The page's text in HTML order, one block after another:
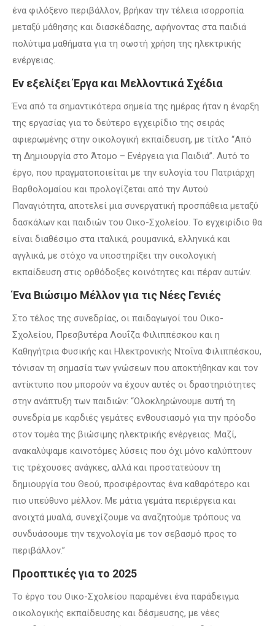
ένα φιλόξενο περιβάλλον, βρήκαν την τέλεια ισορροπία
μεταξύ μάθησης και διασκέδασης, αφήνοντας στα παιδιά
πολύτιμα μαθήματα για τη σωστή χρήση της ηλεκτρικής
ενέργειας.
Εν εξελίξει Έργα και Μελλοντικά Σχέδια
Ένα από τα σημαντικότερα σημεία της ημέρας ήταν η έναρξη
της εργασίας για το δεύτερο εγχειρίδιο της σειράς
αφιερωμένης στην οικολογική εκπαίδευση, με τίτλο “Από
τη Δημιουργία στο Άτομο – Ενέργεια για Παιδιά”. Αυτό το
έργο, που πραγματοποιείται με την ευλογία του Πατριάρχη
Βαρθολομαίου και προλογίζεται από την Αυτού
Παναγιότητα, αποτελεί μια συνεργατική προσπάθεια μεταξύ
δασκάλων και παιδιών του Οικο-Σχολείου. Το εγχειρίδιο θα
είναι διαθέσιμο στα ιταλικά, ρουμανικά, ελληνικά και
αγγλικά, με στόχο να υποστηρίξει την οικολογική
εκπαίδευση στις ορθόδοξες κοινότητες και πέραν αυτών.
Ένα Βιώσιμο Μέλλον για τις Νέες Γενιές
Στο τέλος της συνεδρίας, οι παιδαγωγοί του Οικο-
Σχολείου, Πρεσβυτέρα Λουΐζα Φιλιππέσκου και η
Καθηγήτρια Φυσικής και Ηλεκτρονικής Ντοΐνα Φιλιππέσκου,
τόνισαν τη σημασία των γνώσεων που αποκτήθηκαν και τον
αντίκτυπο που μπορούν να έχουν αυτές οι δραστηριότητες
στην ανάπτυξη των παιδιών: “Ολοκληρώνουμε αυτή τη
συνεδρία με καρδιές γεμάτες ενθουσιασμό για την πρόοδο
στον τομέα της βιώσιμης ηλεκτρικής ενέργειας. Μαζί,
ανακαλύψαμε καινοτόμες λύσεις που όχι μόνο καλύπτουν
τις τρέχουσες ανάγκες, αλλά και προστατεύουν τη
δημιουργία του Θεού, προσφέροντας ένα καθαρότερο και
πιο υπεύθυνο μέλλον. Με μάτια γεμάτα περιέργεια και
ανοιχτά μυαλά, συνεχίζουμε να αναζητούμε τρόπους να
συνδυάσουμε την τεχνολογία με τον σεβασμό προς το
περιβάλλον.”
Προοπτικές για το 2025
Το έργο του Οικο-Σχολείου παραμένει ένα παράδειγμα
οικολογικής εκπαίδευσης και δέσμευσης, με νέες